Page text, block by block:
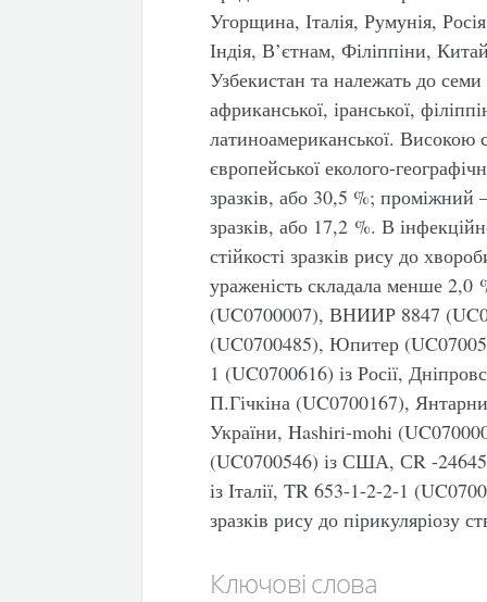
Угорщина, Італія, Румунія,
Індія, В’єтнам, Філіппіни,
Узбекистан та належать до
африканської, іранської,
латиноамериканської. Високою
європейської еколого-
зразків, або 30,5 %;
зразків, або 17,2 %. В
стійкості зразків рису до
ураженість складала менше
(UC0700007), ВНИИР 8847
(UC0700485), Юпитер
1 (UC0700616) із Росії,
П.Гічкіна (UC0700167),
України, Hashiri-mohi
(UC0700546) із США, СR -
із Італії, TR 653-1-2-2-1
зразків рису до пірикуляріозу
Ключові слова